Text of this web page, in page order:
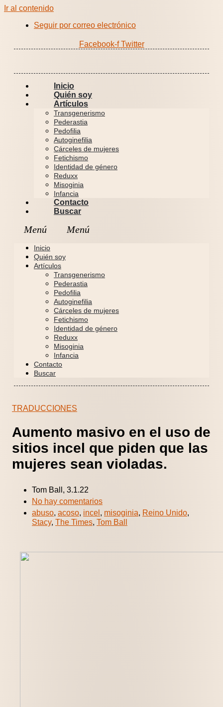
Ir al contenido
Seguir por correo electrónico
Facebook-f Twitter
Inicio
Quién soy
Artículos
Transgenerismo
Pederastia
Pedofilia
Autoginefilia
Cárceles de mujeres
Fetichismo
Identidad de género
Reduxx
Misoginia
Infancia
Contacto
Buscar
Inicio
Quién soy
Artículos
Transgenerismo
Pederastia
Pedofilia
Autoginefilia
Cárceles de mujeres
Fetichismo
Identidad de género
Reduxx
Misoginia
Infancia
Contacto
Buscar
TRADUCCIONES
Aumento masivo en el uso de
sitios incel que piden que las
mujeres sean violadas.
Tom Ball, 3.1.22
No hay comentarios
abuso, acoso, incel , misoginia, Reino Unido,
Stacy, The Times, Tom Ball